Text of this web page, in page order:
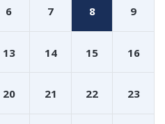
6 7 8 9
13 14 15 16
20 21 22 23